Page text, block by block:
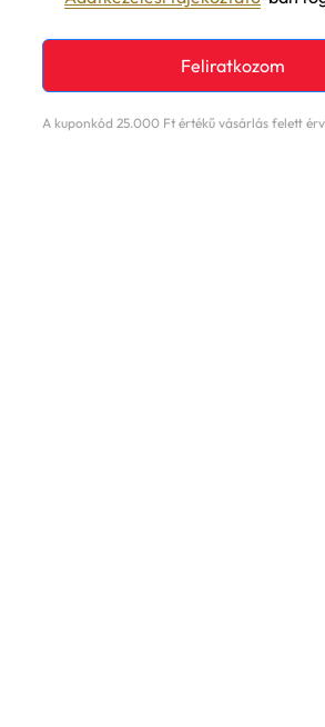
Feliratkozom
A kuponkód 25.000 Ft értékű vásárlás felett